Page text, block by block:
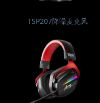
TSP207降噪麦克风